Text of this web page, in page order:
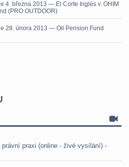
4. března 2013 — El Corte Inglés v. OHIM
(PRO OUTDOOR)
28. února 2013 — Oil Pension Fund
právní praxi (online - živé vysílání) -